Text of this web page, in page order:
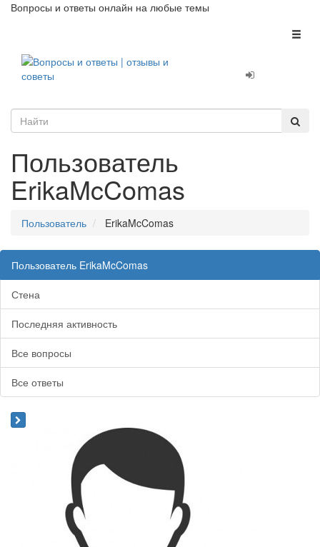
Вопросы и ответы онлайн на любые темы
Пользователь
ErikaMcComas
Пользователь ErikaMcComas
Пользователь ErikaMcComas
Стена
Последняя активность
Все вопросы
Все ответы